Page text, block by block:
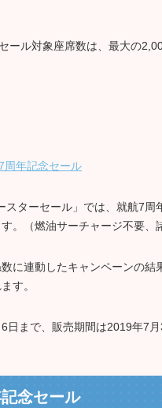
ール対象座席数は、最大の
年記念セール
ターセール」では、就航7周
。（燃油サーチャージ不要、
に連動したキャンペーンの結
す。
まで、販売期間は2019年7月
念セール